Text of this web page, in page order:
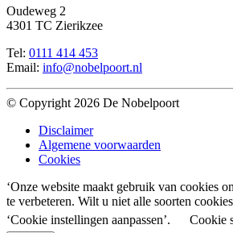
Oudeweg 2
4301 TC Zierikzee
Tel: 0111 414 453
Email: info@nobelpoort.nl
© Copyright 2026 De Nobelpoort
Disclaimer
Algemene voorwaarden
Cookies
‘Onze website maakt gebruik van cookies
te verbeteren. Wilt u niet alle soorten
‘Cookie instellingen aanpassen’.
Cookie